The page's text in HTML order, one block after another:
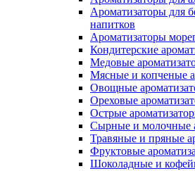
Ароматизаторы для
напитков
Ароматизаторы
Кондитерские
Медовые
Мясные и копченые
Овощные
Ореховые
Острые
Сырные и молочные
Травяные и пряные
Фруктовые
Шоколадные и